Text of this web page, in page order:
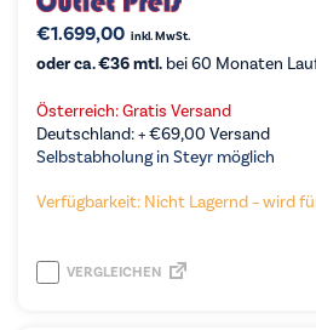
€1.699,00 inkl. MwSt.
oder ca. €36 mtl. bei 60 Monaten
Österreich: Gratis Versand
Deutschland: +€69,00 Versand
Selbstabholung in Steyr möglich
Verfügbarkeit: Nicht Lagernd – wird
VERGLEICHEN